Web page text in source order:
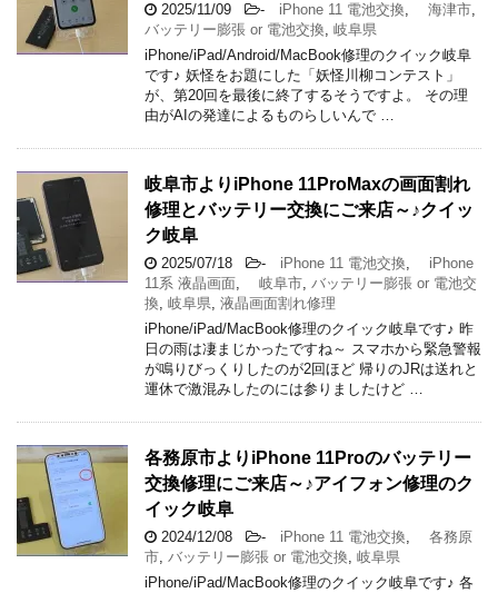
2025/11/09 - iPhone 11 電池交換, 海津市,
バッテリー膨張 or 電池交換, 岐阜県
iPhone/iPad/Android/MacBook修理のクイック岐阜
です♪ 妖怪をお題にした「妖怪川柳コンテスト」
が、第20回を最後に終了するそうですよ。 その理
由がAIの発達によるものらしいんで …
岐阜市よりiPhone 11ProMaxの画面割れ
修理とバッテリー交換にご来店～♪クイッ
ク岐阜
2025/07/18 - iPhone 11 電池交換,
iPhone
11系 液晶画面, 岐阜市, バッテリー膨張 or 電池交
換, 岐阜県, 液晶画面割れ修理
iPhone/iPad/MacBook修理のクイック岐阜です♪ 昨
日の雨は凄まじかったですね～ スマホから緊急警報
が鳴りびっくりしたのが2回ほど 帰りのJRは送れと
運休で激混みしたのには参りましたけど …
各務原市よりiPhone 11Proのバッテリー
交換修理にご来店～♪アイフォン修理のク
イック岐阜
2024/12/08 - iPhone 11 電池交換,
各務原
市, バッテリー膨張 or 電池交換, 岐阜県
iPhone/iPad/MacBook修理のクイック岐阜です♪ 各